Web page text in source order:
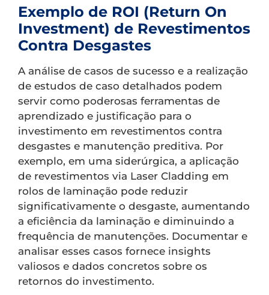
Exemplo de ROI (Return On
Investment) de Revestimentos
Contra Desgastes
A análise de casos de sucesso e a realização
de estudos de caso detalhados podem
servir como poderosas ferramentas de
aprendizado e justificação para o
investimento em revestimentos contra
desgastes e manutenção preditiva. Por
exemplo, em uma siderúrgica, a aplicação
de revestimentos via Laser Cladding em
rolos de laminação pode reduzir
significativamente o desgaste, aumentando
a eficiência da laminação e diminuindo a
frequência de manutenções. Documentar e
analisar esses casos fornece insights
valiosos e dados concretos sobre os
retornos do investimento.